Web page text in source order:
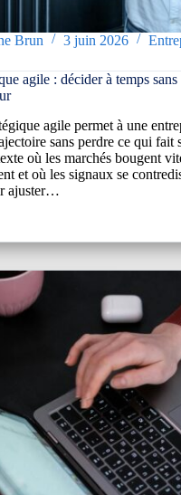
Brun 3 juin 2026
agile : décider à temps sans
agile permet à une
sans perdre ce qui fait
où les marchés bougent
et où les signaux se
ajuster…